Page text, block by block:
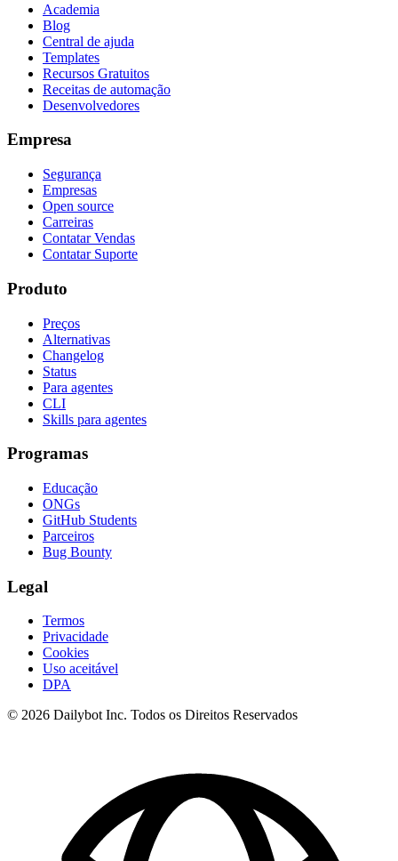
Academia
Blog
Central de ajuda
Templates
Recursos Gratuitos
Receitas de automação
Desenvolvedores
Empresa
Segurança
Empresas
Open source
Carreiras
Contatar Vendas
Contatar Suporte
Produto
Preços
Alternativas
Changelog
Status
Para agentes
CLI
Skills para agentes
Programas
Educação
ONGs
GitHub Students
Parceiros
Bug Bounty
Legal
Termos
Privacidade
Cookies
Uso aceitável
DPA
© 2026 Dailybot Inc. Todos os Direitos Reservados